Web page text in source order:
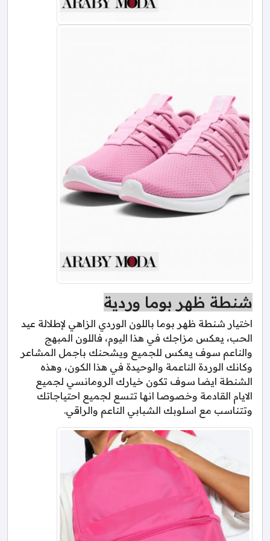
شنطة ظهر بوما وردية
اختيار شنطة ظهر بوما باللون الوردي الزاهي لإطلالة عيد
الحب، يعكس مزاجك في هذا اليوم، فاللون المبهج
والناعم سوف يعكس للجميع ويشحنك باجمل المشاعر
وكانك الوردة الناعمة والوحيدة في هذا الكون، وهذه
الشنطة ايضا سوف تكون خيارك الرومانسي لجميع
الايام القادمة وخصوصا انها تتسع لجميع احتياجاتك
وتتناسب مع اسلوبك الشبابي الناعم والراقي.